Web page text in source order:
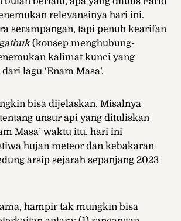
relevansinya hari ini.
serampangan, tapi penuh kearifan
(konsep menghubung-
kalimat kunci yang
lagu ‘Enam Masa’.
bisa dijelaskan. Misalnya
unsur api yang dituliskan
Masa’ waktu itu, hari ini
hujan meteor dan kebakaran
arsip sejarah sepanjang 2023
hampir tak mungkin bisa